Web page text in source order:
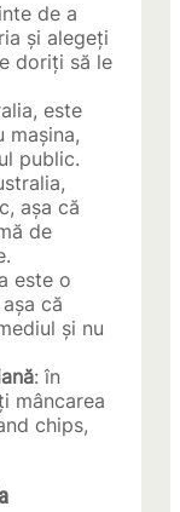
de a
și alegeți
doriți să le
este
mașina,
public.
așa că
de
este o
că
și nu
: în
mâncarea
chips,